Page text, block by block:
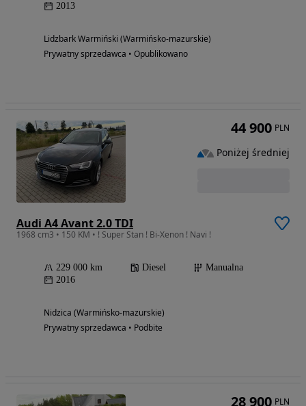
2013
Lidzbark Warmiński (Warmińsko-mazurskie)
Prywatny sprzedawca • Opublikowano
Audi A4 Avant 2.0 TDI
1968 cm3 • 150 KM • ! Super Stan ! Bi-Xenon ! Navi !
229 000 km Diesel
Manualna
2016
Nidzica (Warmińsko-mazurskie)
Prywatny sprzedawca • Podbite
44 900 PLN
Poniżej średniej
28 900 PLN